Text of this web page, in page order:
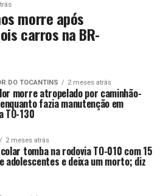
morre após
carros na BR-
DO TOCANTINS 2 meses atrás
morre atropelado por caminhão-
fazia manutenção em
TO-130
2 meses atrás
tomba na rodovia TO-010 com 15
adolescentes e deixa um morto; diz